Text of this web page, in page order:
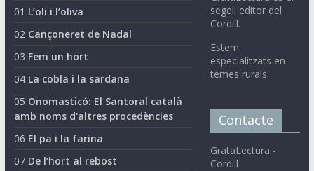
01 L’oli i l’oliva
02 Cançoneret de Nadal
03 Fem un hort
04 La cobla i la sardana
05 Onomasticó: El Santoral català
amb noms d'altres procedències
06 El pa i la farina
07 De l’hort al rebost
segell editor del
Cordill.
Estem
especialitzats en
temes rurals.
Contacte
GrataLectura -
Cordill